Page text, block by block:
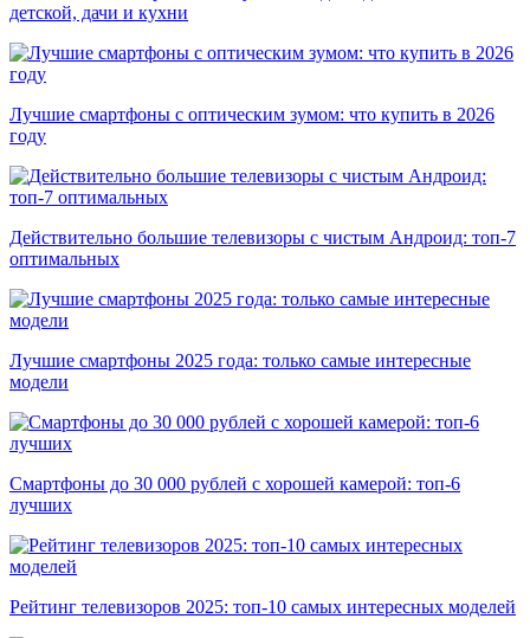
детской, дачи и кухни
Лучшие смартфоны с оптическим зумом: что купить в 2026
году
Действительно большие телевизоры с чистым Андроид: топ-7
оптимальных
Лучшие смартфоны 2025 года: только самые интересные
модели
Смартфоны до 30 000 рублей с хорошей камерой: топ-6
лучших
Рейтинг телевизоров 2025: топ-10 самых интересных моделей